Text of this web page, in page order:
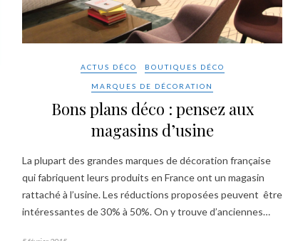
ACTUS DÉCO BOUTIQUES DÉCO
MARQUES DE DÉCORATION
Bons plans déco : pensez aux
magasins d’usine
La plupart des grandes marques de décoration française
qui fabriquent leurs produits en France ont un magasin
rattaché à l’usine. Les réductions proposées peuvent être
intéressantes de 30% à 50%. On y trouve d’anciennes…